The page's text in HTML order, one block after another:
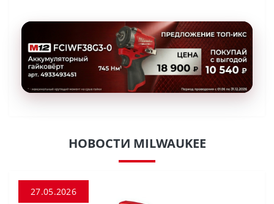
НОВОСТИ MILWAUKEE
27.05.2026